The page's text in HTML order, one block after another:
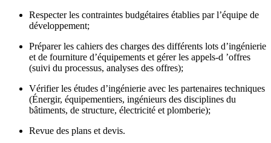
Respecter les contraintes budgétaires établies par l’équipe de
développement;
Préparer les cahiers des charges des différents lots d’ingénierie
et de fourniture d’équipements et gérer les appels-d ’offres
(suivi du processus, analyses des offres);
Vérifier les études d’ingénierie avec les partenaires techniques
(Énergir, équipementiers, ingénieurs des disciplines du
bâtiments, de structure, électricité et plomberie);
Revue des plans et devis.